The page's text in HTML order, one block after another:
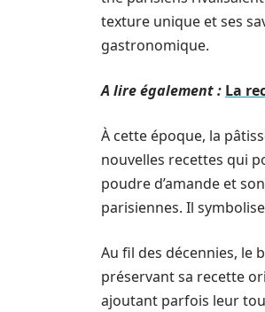
texture unique et ses
gastronomique.
A lire également : La
À cette époque, la
nouvelles recettes qui
poudre d’amande et
parisiennes. Il
Au fil des décennies, le
préservant sa recette
ajoutant parfois leur